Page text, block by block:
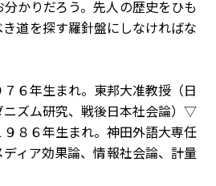
かりだろう。先人の歴史をひも
道を探す羅針盤にしなければな
６年生まれ。東邦大准教授（日
ニズム研究、戦後日本社会論）▽
８６年生まれ。神田外語大専任
ィア効果論、情報社会論、計量